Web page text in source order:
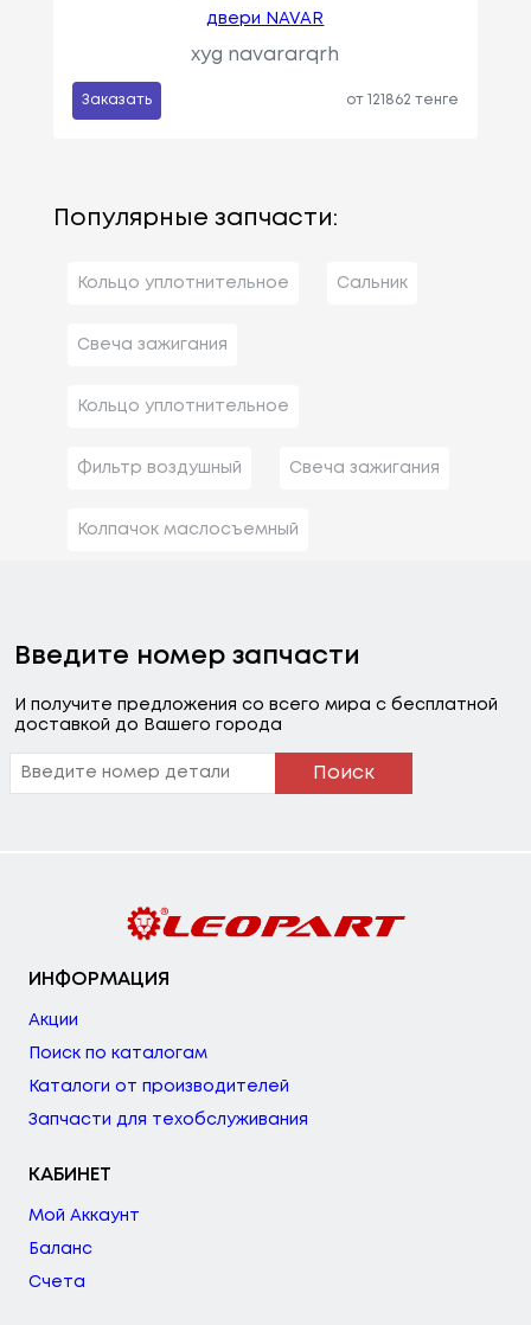
двери NAVAR
xyg navararqrh
Заказать от 121862 тенге
Популярные запчасти:
Кольцо уплотнительное Сальник
Свеча зажигания
Кольцо уплотнительное
Фильтр воздушный Свеча зажигания
Колпачок маслосъемный
Введите номер запчасти
И получите предложения со всего мира с бесплатной
доставкой до Вашего города
Поиск
ИНФОРМАЦИЯ
Акции
Поиск по каталогам
Каталоги от производителей
Запчасти для техобслуживания
КАБИНЕТ
Мой Аккаунт
Баланс
Счета